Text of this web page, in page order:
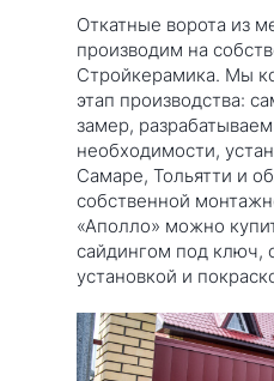
Откатные ворота из
производим на
Стройкерамика. Мы
этап производства:
замер,
необходимости,
Самаре, Тольятти и
собственной
«Аполло» можно
сайдингом под ключ,
установкой и